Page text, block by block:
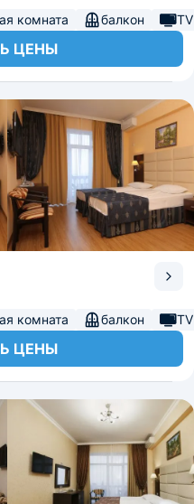
комната балкон TV
ЦЕНЫ
комната балкон TV
ЦЕНЫ